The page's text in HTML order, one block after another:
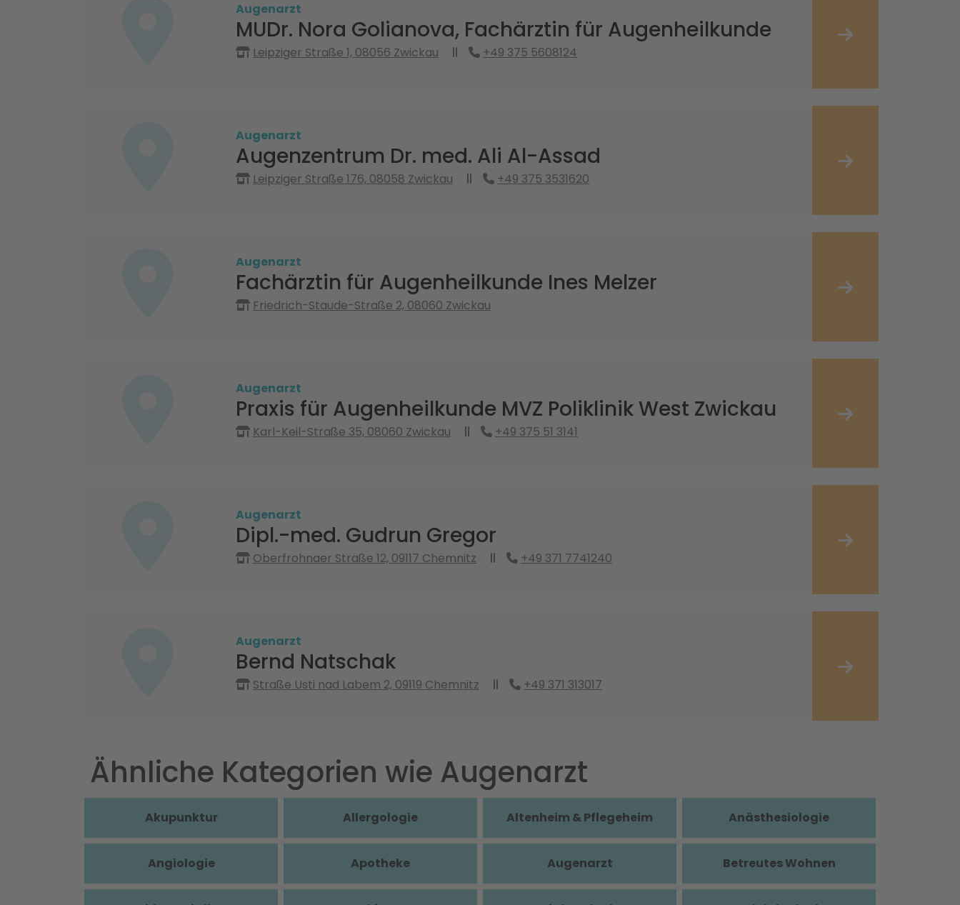
Augenarzt
MUDr. Nora Golianova, Fachärztin für Augenheilkunde
Leipziger Straße 1, 08056 Zwickau +49 375 5608124
Augenarzt
Augenzentrum Dr. med. Ali Al-Assad
Leipziger Straße 176, 08058 Zwickau +49 375 3531620
Augenarzt
Fachärztin für Augenheilkunde Ines Melzer
Friedrich-Staude-Straße 2, 08060 Zwickau
Augenarzt
Praxis für Augenheilkunde MVZ Poliklinik West Zwickau
Karl-Keil-Straße 35, 08060 Zwickau +49 375 51 3141
Augenarzt
Dipl.-med. Gudrun Gregor
Oberfrohnaer Straße 12, 09117 Chemnitz +49 371 7741240
Augenarzt
Bernd Natschak
Straße Usti nad Labem 2, 09119 Chemnitz +49 371 313017
Ähnliche Kategorien wie Augenarzt
Akupunktur Allergologie Altenheim & Pflegeheim Anästhesiologie
Angiologie Apotheke Augenarzt Betreutes Wohnen